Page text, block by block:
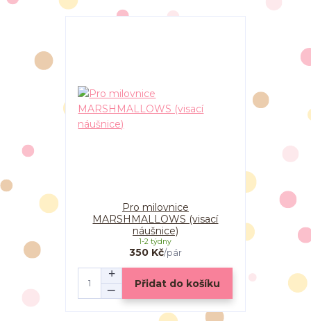
Pro milovnice
MARSHMALLOWS (visací
náušnice)
350 Kč/pár
1-2 týdny
Přidat do košíku